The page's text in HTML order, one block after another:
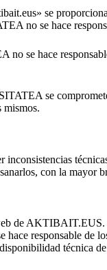
se
se hace
hace responsable
se compromete
mismos.
inconsistencias
con la mayor
de
de los
técnica